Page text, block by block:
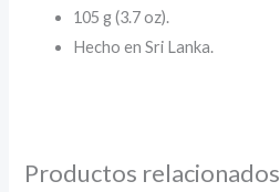
105 g (3.7 oz).
Hecho en Sri Lanka.
Productos relacionados